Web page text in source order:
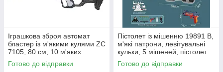
Іграшкова зброя автомат
бластер із м'якими кулями ZC
7105, 80 см, 10 м'яких
патронів, 10 патронів на
присоску
Готово до відправки
Пістолет із мішенню 19891 В,
м'які патрони, левітувальні
кульки, 5 мішеней, пістолет
Готово до відправки